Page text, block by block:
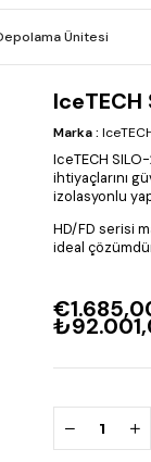
Ünitesi
Marka:
IceTECH
ihtiyaçlarını
izolasyonlu
HD/FD serisi
ideal